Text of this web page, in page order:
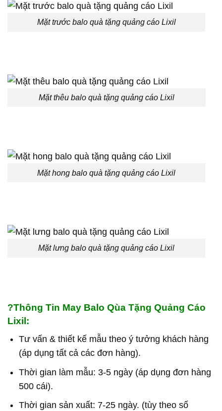
Mặt trước balo quà tặng quảng cáo Lixil
Mặt thêu balo quà tặng quảng cáo Lixil
Mặt hong balo quà tặng quảng cáo Lixil
Mặt lưng balo quà tặng quảng cáo Lixil
?Thông Tin May Balo Qùa Tặng Quảng Cáo
Lixil:
Tư vấn & thiết kế mẫu theo ý tưởng khách hàng
(áp dụng tất cả các đơn hàng).
Thời gian làm mẫu: 3-5 ngày (áp dụng đơn hàng
500 cái).
Thời gian sản xuất: 7-25 ngày. (tùy theo số